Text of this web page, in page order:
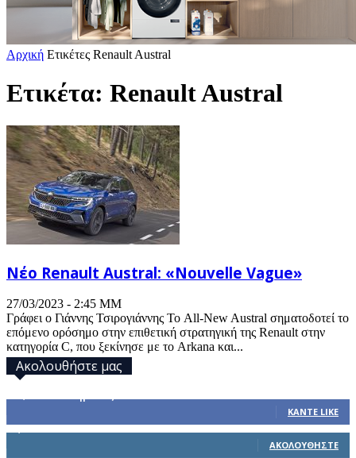
Αρχική Ετικέτες Renault Austral
Ετικέτα: Renault Austral
Νέο Renault Austral: «Nouvelle Vague»
27/03/2023 - 2:45 ΜΜ
Γράφει ο Γιάννης Τσιρογιάννης Το All-New Austral σηματοδοτεί το
επόμενο ορόσημο στην επιθετική στρατηγική της Renault στην
κατηγορία C, που ξεκίνησε με το Arkana και...
Ακολουθήστε μας
ΚΆΝΤΕ LIKE
ΑΚΟΛΟΥΘΉΣΤΕ